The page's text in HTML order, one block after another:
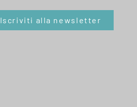
Iscriviti alla newsletter